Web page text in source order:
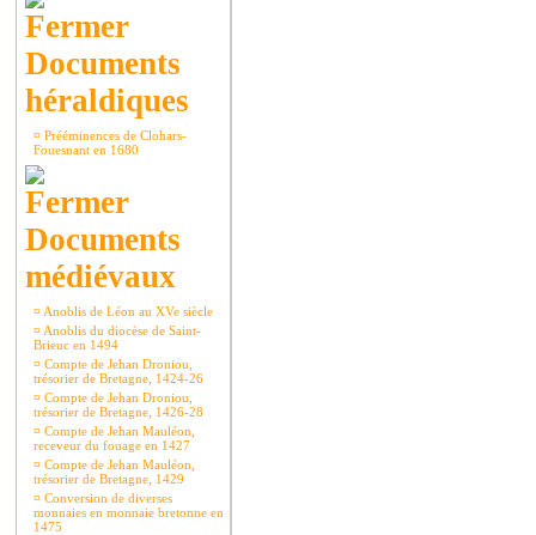
Documents
héraldiques
¤ Prééminences de Clohars-
Fouesnant en 1680
Documents
médiévaux
¤ Anoblis de Léon au XVe siècle
¤ Anoblis du diocèse de Saint-
Brieuc en 1494
¤ Compte de Jehan Droniou,
trésorier de Bretagne, 1424-26
¤ Compte de Jehan Droniou,
trésorier de Bretagne, 1426-28
¤ Compte de Jehan Mauléon,
receveur du fouage en 1427
¤ Compte de Jehan Mauléon,
trésorier de Bretagne, 1429
¤ Conversion de diverses
monnaies en monnaie bretonne en
1475